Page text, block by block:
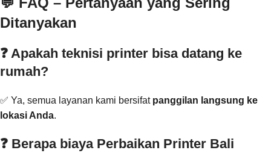
Ditanyakan
❓ Apakah teknisi printer bisa datang ke
rumah?
✅ Ya, semua layanan kami bersifat panggilan langsung ke
lokasi Anda.
❓ Berapa biaya Perbaikan Printer Bali